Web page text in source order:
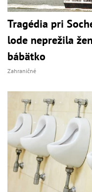
Tragédia pri
lode neprežila
bábätko
Zahraničné